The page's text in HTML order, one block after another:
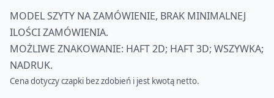
MODEL SZYTY NA ZAMÓWIENIE, BRAK MINIMALNEJ
ILOŚCI ZAMÓWIENIA.
MOŻLIWE ZNAKOWANIE: HAFT 2D; HAFT 3D; WSZYWKA;
NADRUK.
Cena dotyczy czapki bez zdobień i jest kwotą netto.